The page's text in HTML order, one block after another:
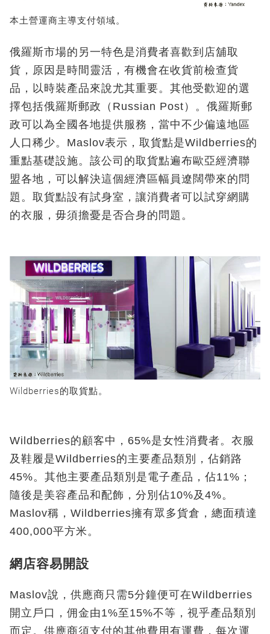
本土營運商主導支付領域。
俄羅斯市場的另一特色是消費者喜歡到店舖取
貨，原因是時間靈活，有機會在收貨前檢查貨
品，以時裝產品來說尤其重要。其他受歡迎的選
擇包括俄羅斯郵政（Russian Post）。俄羅斯郵
政可以為全國各地提供服務，當中不少偏遠地區
人口稀少。Maslov表示，取貨點是Wildberries的
重點基礎設施。該公司的取貨點遍布歐亞經濟聯
盟各地，可以解決這個經濟區幅員遼闊帶來的問
題。取貨點設有試身室，讓消費者可以試穿網購
的衣服，毋須擔憂是否合身的問題。
Wildberries的取貨點。
Wildberries的顧客中，65%是女性消費者。衣服
及鞋履是Wildberries的主要產品類別，佔銷路
45%。其他主要產品類別是電子產品，佔11%；
隨後是美容產品和配飾，分別佔10%及4%。
Maslov稱，Wildberries擁有眾多貨倉，總面積達
400,000平方米。
網店容易開設
Maslov說，供應商只需5分鐘便可在Wildberries
開立戶口，佣金由1%至15%不等，視乎產品類別
而定。供應商須支付的其他費用有運費，每次運